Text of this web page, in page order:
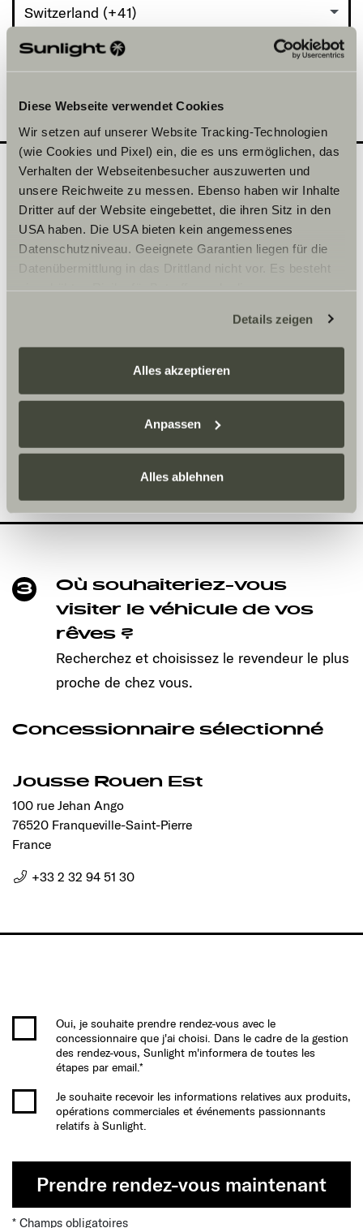
Diese Webseite verwendet Cookies
Wir setzen auf unserer Website Tracking-Technologien
(wie Cookies und Pixel) ein, die es uns ermöglichen, das
Verhalten der Webseitenbesucher auszuwerten und
unsere Reichweite zu messen. Ebenso haben wir Inhalte
Dritter auf der Website eingebettet, die ihren Sitz in den
USA haben. Die USA bieten kein angemessenes
Datenschutzniveau. Geeignete Garantien liegen für die
Datenübermittlung in das Drittland nicht vor. Es besteht
zustehen. Eingesetzte Dienstleister können Daten für
eigene Zwecke verarbeiten und mit anderen Daten
zusammenführen. Weitere Informationen finden Sie hier:
Sunlight Business. Akzeptieren Sie oder wählen Sie
einzelne Cookies/Dienste in den Einstellungen aus,
erteilen Sie uns Ihre Einwilligung zur Verarbeitung Ihrer
freiwillig, für den Besuch der Website nicht erforderlich
und kann jederzeit über die Einstellungen widerrufen
werden. Klicken Sie auf Ablehnen, werden nur die
Ermöglichung der Seitennavigation erforderlich sind.
Details zeigen
Alles akzeptieren
Anpassen
Alles ablehnen
Switzerland (+41)
2
Quel modèle souhaiteriez-
vous découvrir en
concession ?
Inscrivez ici la date de votre choix.
Heure
3
Où souhaiteriez-vous
visiter le véhicule de vos
rêves ?
Recherchez et choisissez le revendeur le plus
proche de chez vous.
Concessionnaire sélectionné
Jousse Rouen Est
100 rue Jehan Ango
76520 Franqueville-Saint-Pierre
France
+33 2 32 94 51 30
Oui, je souhaite prendre rendez-vous avec le
concessionnaire que j'ai choisi. Dans le cadre de la gestion
des rendez-vous, Sunlight m'informera de toutes les
étapes par email.*
Je souhaite recevoir les informations relatives aux produits,
opérations commerciales et événements passionnants
relatifs à Sunlight.
Prendre rendez-vous maintenant
* Champs obligatoires